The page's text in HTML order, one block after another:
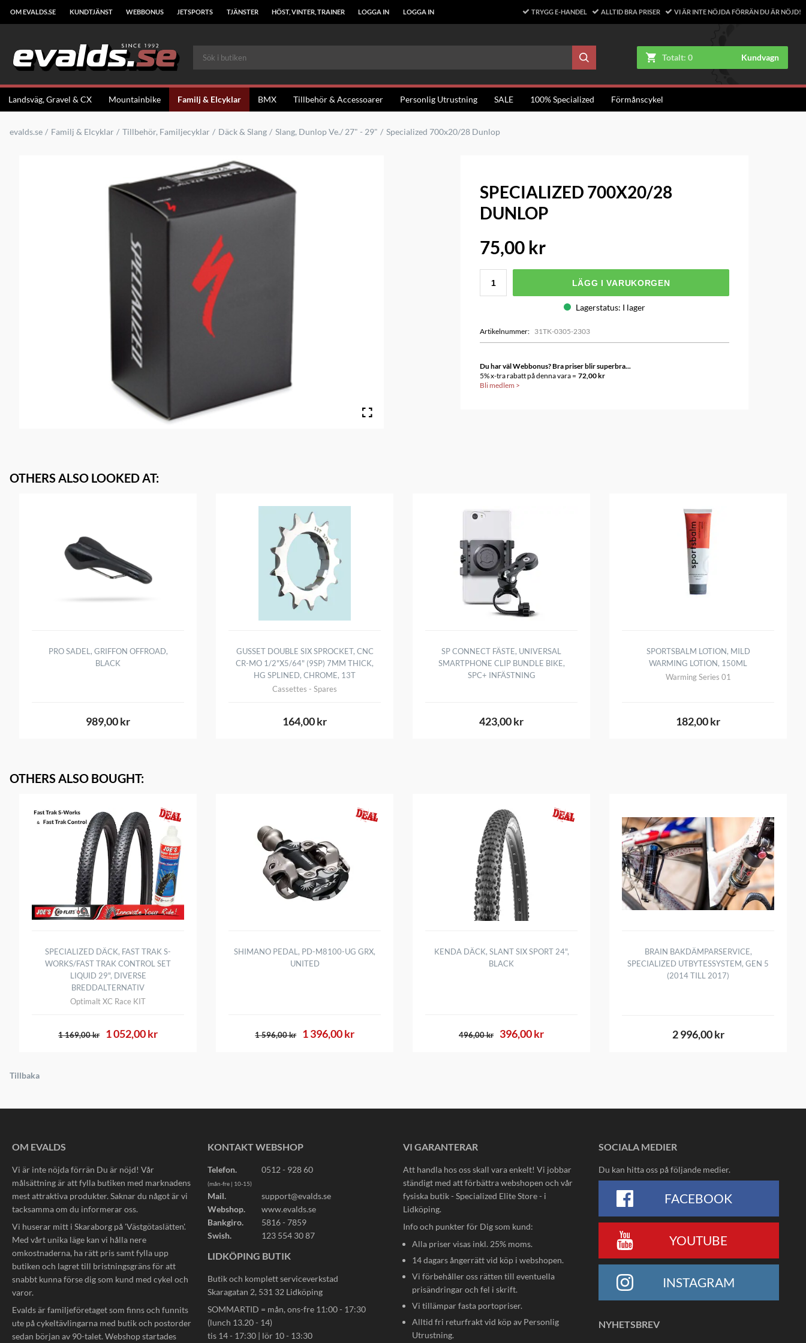
OM EVALDS.SE KUNDTJÄNST WEBBONUS JETSPORTS TJÄNSTER HÖST, VINTER, TRAINER LOGGA IN LOGGA IN TRYGG E-HANDEL ALLTID BRA PRISER VI ÄR INTE NÖJDA FÖRRÄN DU ÄR NÖJD!
Totalt: 0 Kundvagn
Landsväg, Gravel & CX Mountainbike Familj & Elcyklar BMX Tillbehör & Accessoarer Personlig Utrustning SALE 100% Specialized Förmånscykel
evalds.se Familj & Elcyklar Tillbehör, Familjecyklar Däck & Slang Slang, Dunlop Ve./ 27" - 29" Specialized 700x20/28 Dunlop
SPECIALIZED 700X20/28
DUNLOP
75,00 kr
LÄGG I VARUKORGEN
Lagerstatus: I lager
Artikelnummer: 31TK-0305-2303
Du har väl Webbonus? Bra priser blir superbra...
5% x-tra rabatt på denna vara = 72,00 kr
Bli medlem >
OTHERS ALSO LOOKED AT:
PRO SADEL, GRIFFON OFFROAD,
BLACK
989,00 kr
GUSSET DOUBLE SIX SPROCKET, CNC
CR-MO 1/2"X5/64" (9SP) 7MM THICK,
HG SPLINED, CHROME, 13T
Cassettes - Spares
164,00 kr
SP CONNECT FÄSTE, UNIVERSAL
SMARTPHONE CLIP BUNDLE BIKE,
SPC+ INFÄSTNING
423,00 kr
SPORTSBALM LOTION, MILD
WARMING LOTION, 150ML
Warming Series 01
182,00 kr
OTHERS ALSO BOUGHT:
SPECIALIZED DÄCK, FAST TRAK S-
WORKS/FAST TRAK CONTROL SET
LIQUID 29", DIVERSE
BREDDALTERNATIV
Optimalt XC Race KIT
1 052,00 kr
1 169,00 kr
SHIMANO PEDAL, PD-M8100-UG GRX,
UNITED
1 396,00 kr
1 596,00 kr
KENDA DÄCK, SLANT SIX SPORT 24",
BLACK
396,00 kr
496,00 kr
BRAIN BAKDÄMPARSERVICE,
SPECIALIZED UTBYTESSYSTEM, GEN 5
(2014 TILL 2017)
2 996,00 kr
Tillbaka
OM EVALDS
Vi är inte nöjda förrän Du är nöjd! Vår
målsättning är att fylla butiken med marknadens
mest attraktiva produkter. Saknar du något är vi
tacksamma om du informerar oss.
Vi huserar mitt i Skaraborg på 'Västgötaslätten'.
Med vårt unika läge kan vi hålla nere
omkostnaderna, ha rätt pris samt fylla upp
butiken och lagret till bristningsgräns för att
snabbt kunna förse dig som kund med cykel och
varor.
Evalds är familjeföretaget som finns och funnits
ute på cykeltävlingarna med butik och postorder
sedan början av 90-talet. Webshop startades
KONTAKT WEBSHOP
Telefon. 0512 - 928 60
(mån-fre | 10-15)
Mail.
support@evalds.se
Webshop.
www.evalds.se
Bankgiro.
5816 - 7859
Swish.
123 554 30 87
LIDKÖPING BUTIK
Butik och komplett serviceverkstad
Skaragatan 2, 531 32 Lidköping
SOMMARTID = mån, ons-fre 11:00 - 17:30
(lunch 13.20 - 14)
tis 14 - 17:30 | lör 10 - 13:30
VI GARANTERAR
Att handla hos oss skall vara enkelt! Vi jobbar
ständigt med att förbättra webshopen och vår
fysiska butik - Specialized Elite Store - i
Lidköping.
Info och punkter för Dig som kund:
Alla priser visas inkl. 25% moms.
14 dagars ångerrätt vid köp i webshopen.
Vi förbehåller oss rätten till eventuella
prisändringar och fel i skrift.
Vi tillämpar fasta portopriser.
Alltid fri returfrakt vid köp av Personlig
Utrustning.
SOCIALA MEDIER
Du kan hitta oss på följande medier.
FACEBOOK
YOUTUBE
INSTAGRAM
NYHETSBREV